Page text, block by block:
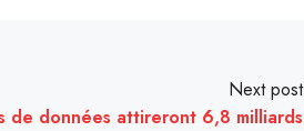
Next post
de données attireront 6,8 milliards